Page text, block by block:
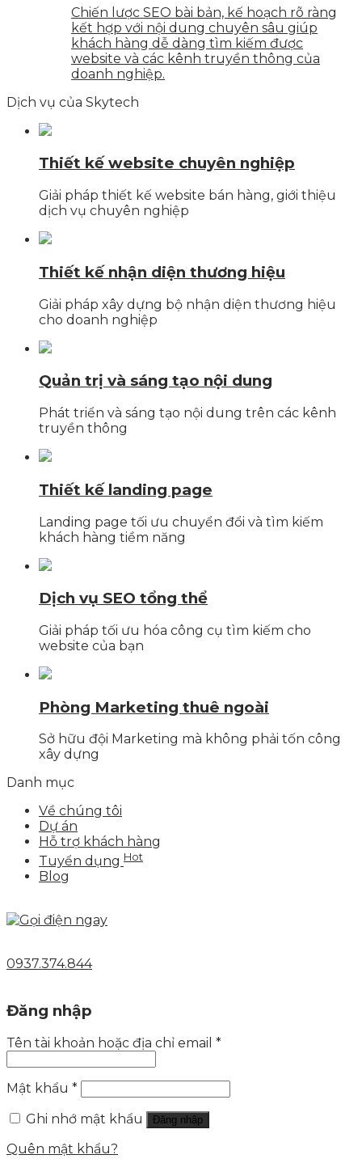
Chiến lược SEO bài bản, kế hoạch rõ ràng
kết hợp với nội dung chuyên sâu giúp
khách hàng dễ dàng tìm kiếm được
website và các kênh truyền thông của
doanh nghiệp.
Dịch vụ của Skytech
Thiết kế website chuyên nghiệp
Giải pháp thiết kế website bán hàng, giới thiệu
dịch vụ chuyên nghiệp
Thiết kế nhận diện thương hiệu
Giải pháp xây dựng bộ nhận diện thương hiệu
cho doanh nghiệp
Quản trị và sáng tạo nội dung
Phát triển và sáng tạo nội dung trên các kênh
truyền thông
Thiết kế landing page
Landing page tối ưu chuyển đổi và tìm kiếm
khách hàng tiềm năng
Dịch vụ SEO tổng thể
Giải pháp tối ưu hóa công cụ tìm kiếm cho
website của bạn
Phòng Marketing thuê ngoài
Sở hữu đội Marketing mà không phải tốn công
xây dựng
Danh mục
Về chúng tôi
Dự án
Hỗ trợ khách hàng
Tuyển dụng Hot
Blog
0937.374.844
Đăng nhập
Tên tài khoản hoặc địa chỉ email *
Mật khẩu *
Ghi nhớ mật khẩu
Đăng nhập
Quên mật khẩu?